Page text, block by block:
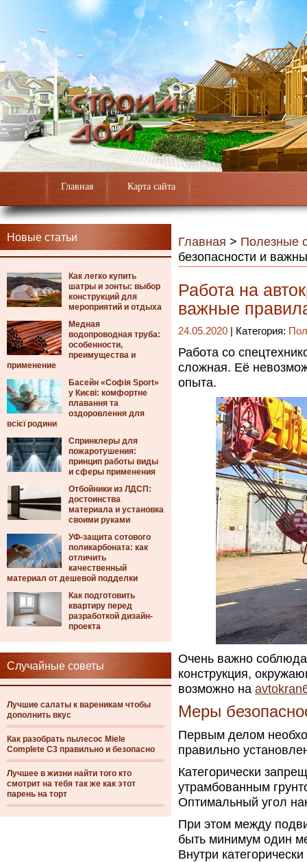
Главная Карта сайта
Новые статьи
Как легко купить
шатры и зонты: выбор
конструкций для
мероприятий и отдыха
Медная
водопроводная труба:
особенности,
преимущества и
применение
Басейн «Софія Sport»
у Києві: комфортне
плавання та
оздоровлення для
всієї родини
Спринклеры для
пожаротушения:
принцип работы виды
и сферы применения
Отбойники из ЛДСП:
достоинства
материала и установка
своими руками
УФ-защита сотового
поликарбоната: как
отличить
качественный
материал от дешевой подделки
Как подготовить
квартиру перед
разработкой дизайн-
проекта
Случайные советы
Лучшие салаты к вареникам чтобы
дополнить вкус
Как разобрать пылесос Miele
Complete C3 правильно и безопасно
Лучшее в жизни найти того кто
смотрит на тебя так же как этот
парень на торт
Главная > Полезные
безопасности и
Работа на
важные
24.05.2020 | Категория:
Работа со
сложная. Её
опыта.
Очень важно
конструкция,
возможно на
Меры
Первым делом
правильно
Категорически
утрамбованным
Оптимальный угол
При этом между
быть минимум один
Внутри